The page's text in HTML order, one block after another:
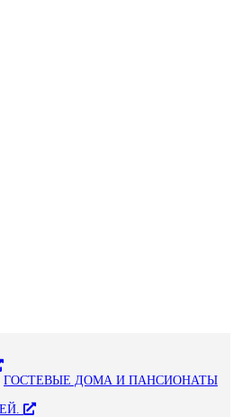
ГОСТЕВЫЕ ДОМА И ПАНСИОНАТЫ